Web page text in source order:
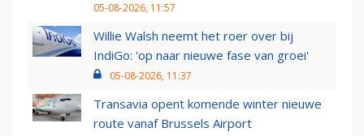
05-08-2026, 11:57
Willie Walsh neemt het roer over bij
IndiGo: 'op naar nieuwe fase van groei'
05-08-2026, 11:37
Transavia opent komende winter nieuwe
route vanaf Brussels Airport